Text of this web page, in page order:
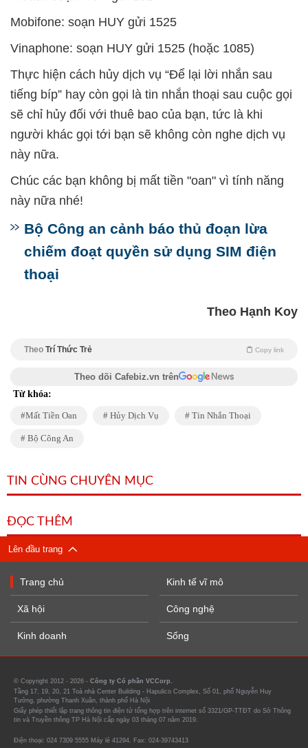
Mobifone: soạn HUY gửi 1525
Vinaphone: soạn HUY gửi 1525 (hoặc 1085)
Thực hiện cách hủy dịch vụ “Để lại lời nhắn sau
tiếng bíp” hay còn gọi là tin nhắn thoại sau cuộc gọi
sẽ chỉ hủy đối với thuê bao của bạn, tức là khi
người khác gọi tới bạn sẽ không còn nghe dịch vụ
này nữa.
Chúc các bạn không bị mất tiền "oan" vì tính năng
này nữa nhé!
Bộ Công an cảnh báo thủ đoạn lừa
chiếm đoạt quyền sử dụng SIM điện
thoại
Theo Hạnh Koy
Theo Trí Thức Trẻ Copy link
Theo dõi Cafebiz.vn trên
Từ khóa:
Mất Tiền Oan Hủy Dịch Vụ Tin Nhắn Thoại
Bộ Công An
TIN CÙNG CHUYÊN MỤC
ĐỌC THÊM
Lên đầu trang
Trang chủ
Xã hội
Kinh doanh
Kinh tế vĩ mô
Công nghệ
Sống
© Copyright 2012 - 2026 - Công ty Cổ phần VCCorp.
Tầng 17, 19, 20, 21 Toà nhà Center Building - Hapulico Complex, Số 01, phố Nguyễn Huy
Tưởng, phường Thanh Xuân, thành phố Hà Nội
Giấy phép thiết lập trang thông tin điện tử tổng hợp trên internet số 3321/GP-TTĐT do Sở Thông
tin và Truyền thông TP Hà Nội cấp ngày 03 tháng 07 năm 2019.
Điện thoại: 024 7309 5555 Máy lẻ 41294. Fax: 024-39743413